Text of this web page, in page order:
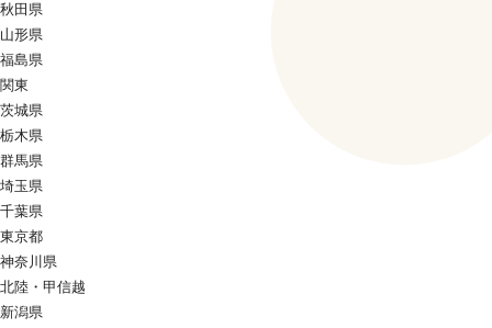
秋田県
山形県
福島県
関東
茨城県
栃木県
群馬県
埼玉県
千葉県
東京都
神奈川県
北陸・甲信越
新潟県